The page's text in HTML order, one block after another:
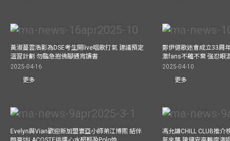
黃淑蔓雲浩影為DSE考生開live唱歌打氣 建議預定
溫習計劃 勿臨急抱佛腳通宵讀書
2025-04-16
更多
鄭伊健歌迷會成立33周
激fans不離不棄 強忍眼
2025-04-10
更多
Evelyn與Vian歡迎新加盟寰亞小師弟江博熙 結伴
馮允謙CHILL CLUB推介